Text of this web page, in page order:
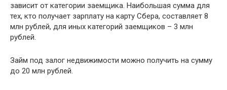
зависит от категории заемщика. Наибольшая сумма для
тех, кто получает зарплату на карту Сбера, составляет 8
млн рублей, для иных категорий заемщиков – 3 млн
рублей.
Займ под залог недвижимости можно получить на сумму
до 20 млн рублей.